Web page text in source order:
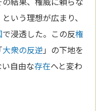
いう理想が広まり、
で浸透した。この反権
大衆の反逆 」の下地を
自由な存在へと変わ